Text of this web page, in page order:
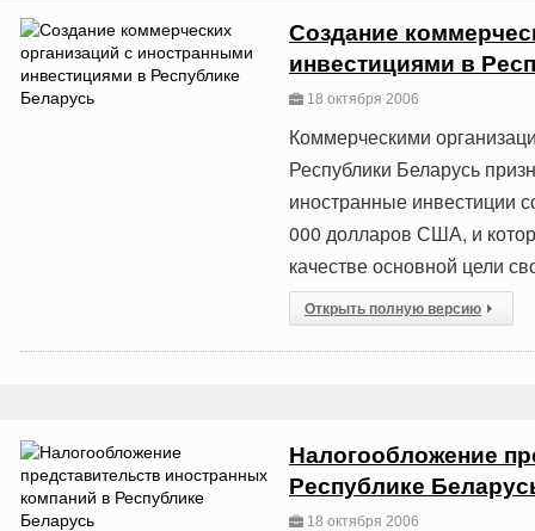
Создание
инвестициями в
18 октября 2006
Коммерческими
Республики Беларусь
иностранные инвестиции
000 долларов США, и
качестве основной цели
Открыть полную версию
Налогообложение
Республике
18 октября 2006